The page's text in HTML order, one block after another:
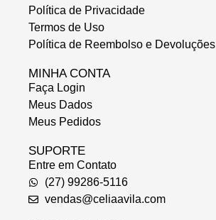
Política de Privacidade
Termos de Uso
Política de Reembolso e Devoluções
MINHA CONTA
Faça Login
Meus Dados
Meus Pedidos
SUPORTE
Entre em Contato
(27) 99286-5116
vendas@celiaavila.com